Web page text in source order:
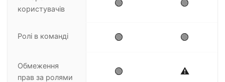
користувачів
🟢 🟢
Ролі в команді 🟢 🟢
Обмеження
прав за ролями
🟢 ⚠️